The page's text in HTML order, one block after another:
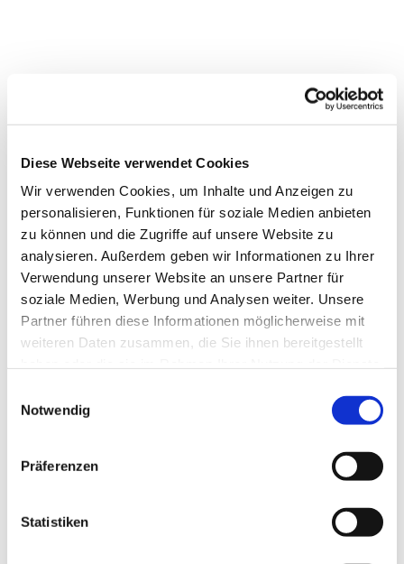
Diese Webseite verwendet Cookies
Wir verwenden Cookies, um Inhalte und Anzeigen zu
personalisieren, Funktionen für soziale Medien anbieten
zu können und die Zugriffe auf unsere Website zu
analysieren. Außerdem geben wir Informationen zu Ihrer
Verwendung unserer Website an unsere Partner für
soziale Medien, Werbung und Analysen weiter. Unsere
Partner führen diese Informationen möglicherweise mit
weiteren Daten zusammen, die Sie ihnen bereitgestellt
Notwendig
Präferenzen
Statistiken
Dies könnte Sie auch